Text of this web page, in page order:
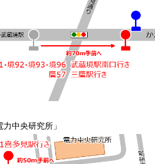
力中央研究所」